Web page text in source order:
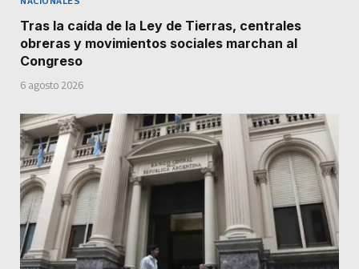
Tras la caída de la Ley de Tierras, centrales
obreras y movimientos sociales marchan al
Congreso
6 agosto 2026